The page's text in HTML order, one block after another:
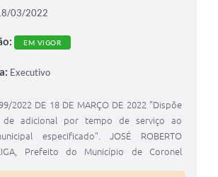
03/2022
EM VIGOR
Executivo
2022 DE 18 DE MARÇO DE 2022 "Dispõe
de adicional por tempo de serviço ao
especificado". JOSÉ ROBERTO
Prefeito do Município de Coronel